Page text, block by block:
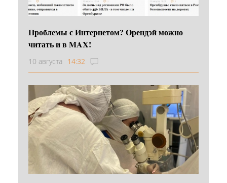
Проблемы с Интернетом? Орендэй можно
читать и в MAX!
10 августа 14:32